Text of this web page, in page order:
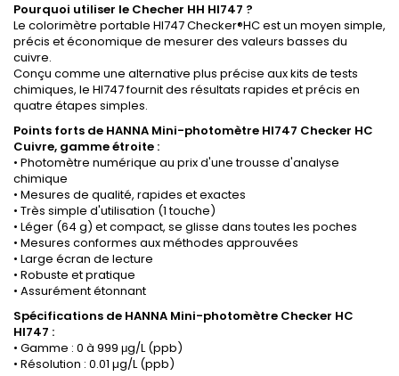
Pourquoi utiliser le Checher HH HI747 ?
Le colorimètre portable HI747 Checker®HC est un moyen simple,
précis et économique de mesurer des valeurs basses du
cuivre.
Conçu comme une alternative plus précise aux kits de tests
chimiques, le HI747 fournit des résultats rapides et précis en
quatre étapes simples.
Points forts de HANNA Mini-photomètre HI747 Checker HC
Cuivre, gamme étroite :
• Photomètre numérique au prix d'une trousse d'analyse
chimique
• Mesures de qualité, rapides et exactes
• Très simple d'utilisation (1 touche)
• Léger (64 g) et compact, se glisse dans toutes les poches
• Mesures conformes aux méthodes approuvées
• Large écran de lecture
• Robuste et pratique
• Assurément étonnant
Spécifications de HANNA Mini-photomètre Checker HC
HI747 :
• Gamme : 0 à 999 μg/L (ppb)
• Résolution : 0.01 µg/L (ppb)